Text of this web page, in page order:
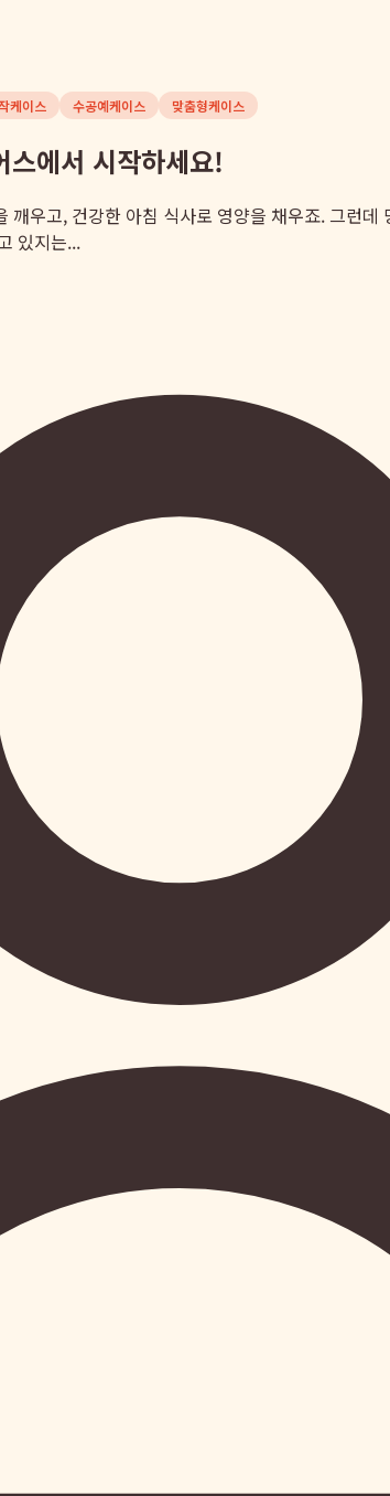
케이스 수공예케이스 맞춤형케이스
에서 시작하세요!
우고, 건강한 아침 식사로 영양을 채우죠. 그런
있지는...